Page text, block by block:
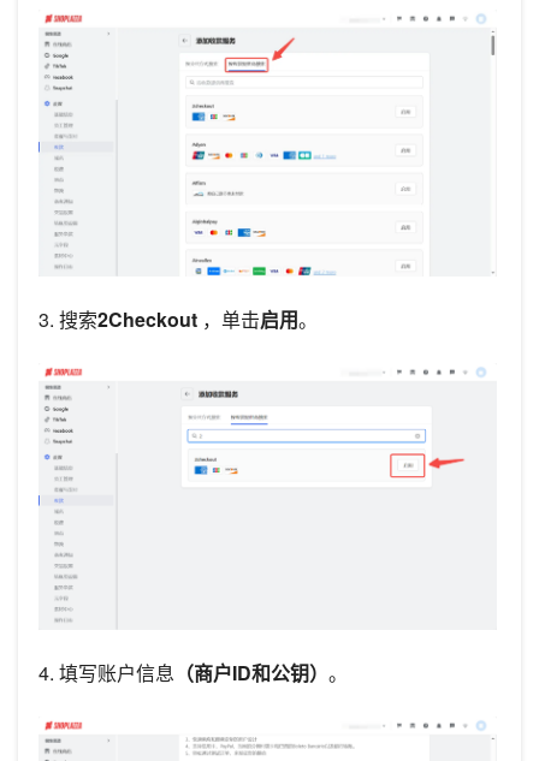
3. 搜索2Checkout ，单击启用。
4. 填写账户信息 （商户ID和公钥） 。